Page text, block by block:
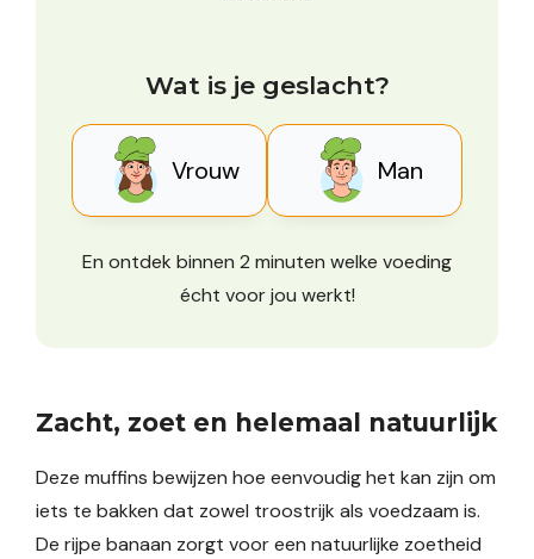
Wat is je geslacht?
Vrouw Man
En ontdek binnen 2 minuten welke voeding
écht voor jou werkt!
Zacht, zoet en helemaal natuurlijk
Deze muffins bewijzen hoe eenvoudig het kan zijn om
iets te bakken dat zowel troostrijk als voedzaam is.
De rijpe banaan zorgt voor een natuurlijke zoetheid